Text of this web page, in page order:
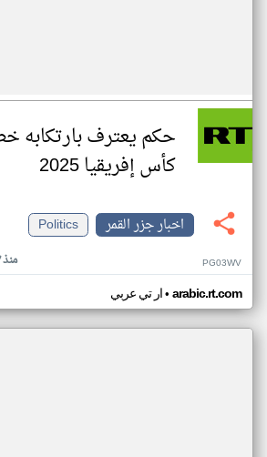
حكم يعترف بارتكابه
كأس إفريقيا 2025
اخبار جزر القمر
Politics
منذ ٧ أشهر PG03WV
ار تي عربي• arabic.rt.com